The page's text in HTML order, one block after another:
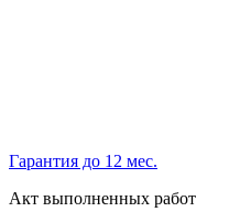
Гарантия до 12 мес.
Акт выполненных работ